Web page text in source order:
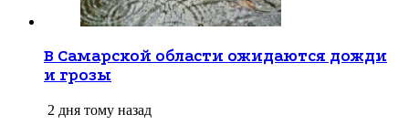
В Самарской области ожидаются дожди
и грозы
2 дня тому назад